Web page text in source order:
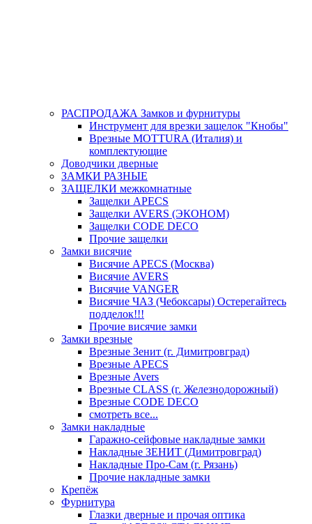
РАСПРОДАЖА Замков и фурнитуры
Инструмент для врезки защелок "Кнобы"
Врезные MOTTURA (Италия) и
комплектующие
Доводчики дверные
ЗАМКИ РАЗНЫЕ
ЗАЩЕЛКИ межкомнатные
Защелки APECS
Защелки AVERS (ЭКОНОМ)
Защелки CODE DECO
Прочие защелки
Замки висячие
Висячие APECS (Москва)
Висячие AVERS
Висячие VANGER
Висячие ЧАЗ (Чебоксары) Остерегайтесь
подделок!!!
Прочие висячие замки
Замки врезные
Врезные Зенит (г. Димитровград)
Врезные APECS
Врезные Avers
Врезные CLASS (г. Железнодорожный)
Врезные CODE DECO
смотреть все...
Замки накладные
Гаражно-сейфовые накладные замки
Накладные ЗЕНИТ (Димитровград)
Накладные Про-Сам (г. Рязань)
Прочие накладные замки
Крепёж
Фурнитура
Глазки дверные и прочая оптика